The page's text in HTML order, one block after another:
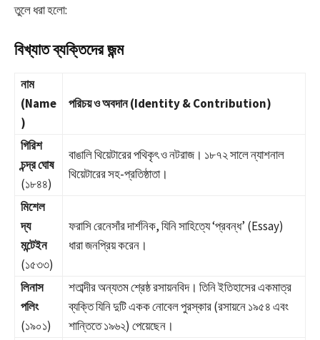
তুলে ধরা হলো:
বিখ্যাত ব্যক্তিদের জন্ম
নাম
(Name
)
পরিচয় ও অবদান (Identity & Contribution)
গিরিশ
চন্দ্র ঘোষ
(১৮৪৪)
বাঙালি থিয়েটারের পথিকৃৎ ও নটরাজ। ১৮৭২ সালে ন্যাশনাল
থিয়েটারের সহ-প্রতিষ্ঠাতা।
মিশেল
দ্য
মন্টেইন
(১৫৩৩)
ফরাসি রেনেসাঁর দার্শনিক, যিনি সাহিত্যে ‘প্রবন্ধ’ (Essay)
ধারা জনপ্রিয় করেন।
লিনাস
পলিং
(১৯০১)
শতাব্দীর অন্যতম শ্রেষ্ঠ রসায়নবিদ। তিনি ইতিহাসের একমাত্র
ব্যক্তি যিনি দুটি একক নোবেল পুরস্কার (রসায়নে ১৯৫৪ এবং
শান্তিতে ১৯৬২) পেয়েছেন।